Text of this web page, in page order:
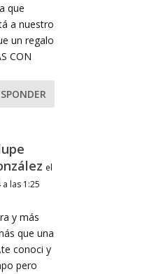
que
a nuestro
un regalo
CON
el
las 1:25
y más
que una
conoci y
pero